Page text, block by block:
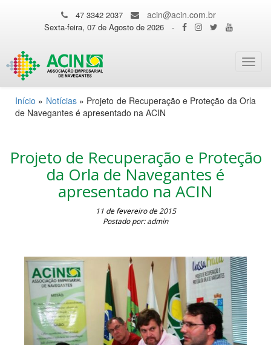
47 3342 2037 acin@acin.com.br
Sexta-feira, 07 de Agosto de 2026 -
Início » Notícias» Projeto de Recuperação e Proteção da Orla
de Navegantes é apresentado na ACIN
Projeto de Recuperação e Proteção
da Orla de Navegantes é
apresentado na ACIN
11 de fevereiro de 2015
Postado por: admin